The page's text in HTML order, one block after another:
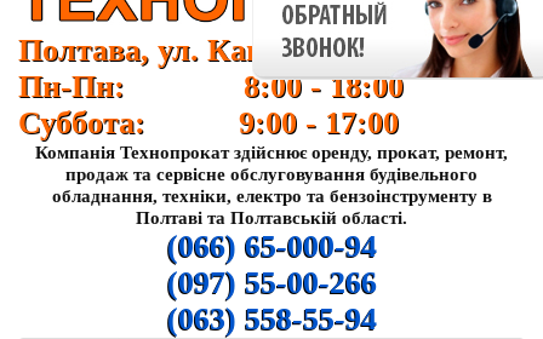
Полтава, ул. Кагамлыка 37
Пн-Пн: 8:00 - 18:00
Суббота: 9:00 - 17:00
Компанія Технопрокат здійснює оренду, прокат, ремонт,
продаж та сервісне обслуговування будівельного
обладнання, техніки, електро та бензоінструменту в
Полтаві та Полтавській області.
(066) 65-000-94
(097) 55-00-266
(063) 558-55-94